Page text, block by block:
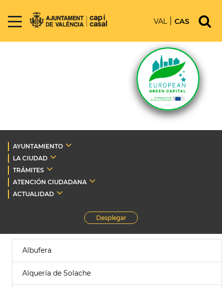
VAL CAS
AYUNTAMIENTO
LA CIUDAD
TRÁMITES
ATENCIÓN CIUDADANA
ACTUALIDAD
Desplegar
Albufera
Alquería de Solache